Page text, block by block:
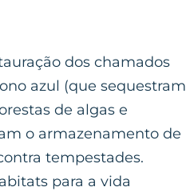
dos chamados
azul (que sequestram
de algas e
o armazenamento de
tempestades.
para a vida